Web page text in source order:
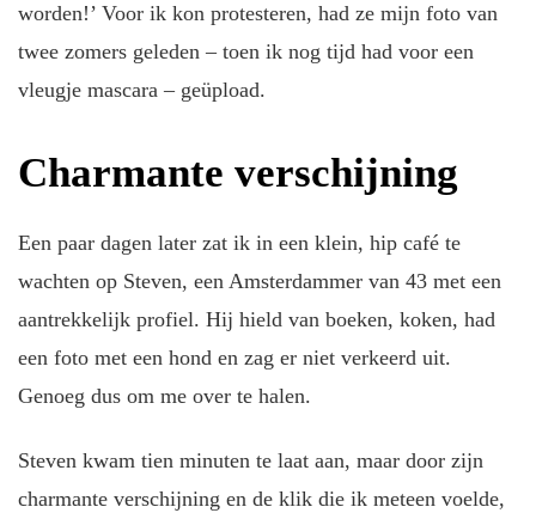
worden!’ Voor ik kon protesteren, had ze mijn foto van
twee zomers geleden – toen ik nog tijd had voor een
vleugje mascara – geüpload.
Charmante verschijning
Een paar dagen later zat ik in een klein, hip café te
wachten op Steven, een Amsterdammer van 43 met een
aantrekkelijk profiel. Hij hield van boeken, koken, had
een foto met een hond en zag er niet verkeerd uit.
Genoeg dus om me over te halen.
Steven kwam tien minuten te laat aan, maar door zijn
charmante verschijning en de klik die ik meteen voelde,